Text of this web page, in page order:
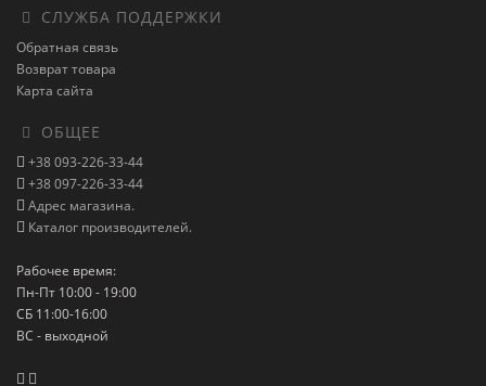
СЛУЖБА ПОДДЕРЖКИ
Обратная связь
Возврат товара
Карта сайта
ОБЩЕЕ
+38 093-226-33-44
+38 097-226-33-44
Адрес магазина.
Каталог производителей.
Рабочее время:
Пн-Пт 10:00 - 19:00
СБ 11:00-16:00
ВС - выходной